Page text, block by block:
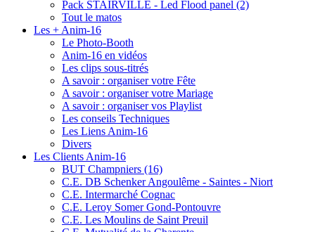
Pack STAIRVILLE - Led Flood panel (2)
Tout le matos
Les + Anim-16
Le Photo-Booth
Anim-16 en vidéos
Les clips sous-titrés
A savoir : organiser votre Fête
A savoir : organiser votre Mariage
A savoir : organiser vos Playlist
Les conseils Techniques
Les Liens Anim-16
Divers
Les Clients Anim-16
BUT Champniers (16)
C.E. DB Schenker Angoulême - Saintes - Niort
C.E. Intermarché Cognac
C.E. Leroy Somer Gond-Pontouvre
C.E. Les Moulins de Saint Preuil